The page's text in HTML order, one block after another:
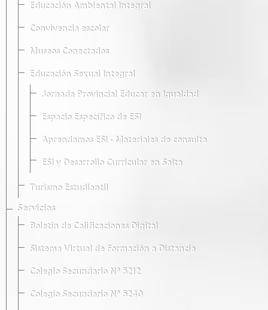
Educación Ambiental Integral
Convivencia escolar
Museos Conectados
Educación Sexual Integral
Jornada Provincial Educar en Igualdad
Espacio Específico de ESI
Aprendamos ESI - Materiales de consulta
ESI y Desarrollo Curricular en Salta
Turismo Estudiantil
Servicios
Boletín de Calificaciones Digital
Sistema Virtual de Formación a Distancia
Colegio Secundario Nº 5212
Colegio Secundario Nº 5240